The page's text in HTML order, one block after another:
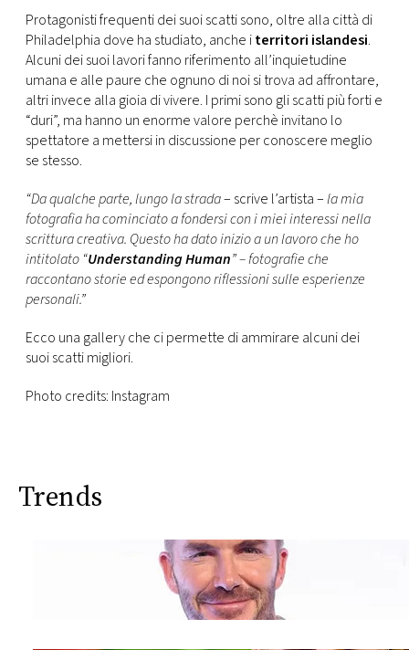
Protagonisti frequenti dei suoi scatti sono, oltre alla città di
Philadelphia dove ha studiato, anche iterritori islandesi.
Alcuni dei suoi lavori fanno riferimento all’inquietudine
umana e alle paure che ognuno di noi si trova ad affrontare,
altri invece alla gioia di vivere. I primi sono gli scatti più forti e
“duri”, ma hanno un enorme valore perchè invitano lo
spettatore a mettersi in discussione per conoscere meglio
se stesso.
“Da qualche parte, lungo la strada– scrive l’artista –la mia
fotografia ha cominciato a fondersi con i miei interessi nella
scrittura creativa. Questo ha dato inizio a un lavoro che ho
intitolato “Understanding Human” – fotografie che
raccontano storie ed espongono riflessioni sulle esperienze
personali.”
Ecco una gallery che ci permette di ammirare alcuni dei
suoi scatti migliori.
Photo credits: Instagram
Trends